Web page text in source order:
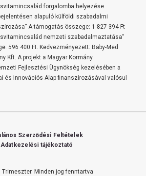
forgalomba helyezése
alapuló külföldi szabadalmi
A támogatás összege: 1 827 394 Ft
nemzeti szabadalmaztatása”
596 400 Ft. Kedvezményezett: Baby-Med
Kft. A projekt a Magyar Kormány
Fejlesztési Ügynökség kezelésében a
és Innovációs Alap finanszírozásával valósul
Trimeszter. Minden jog fenntartva
Szerződési Feltételek
Adatkezelési tájékoztató